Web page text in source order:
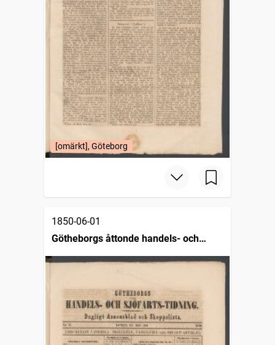
[omärkt], Göteborg
1850-06-01
Götheborgs åttonde handels- och
sjöfartstidning, dagligt annonsblad och
skeppslista